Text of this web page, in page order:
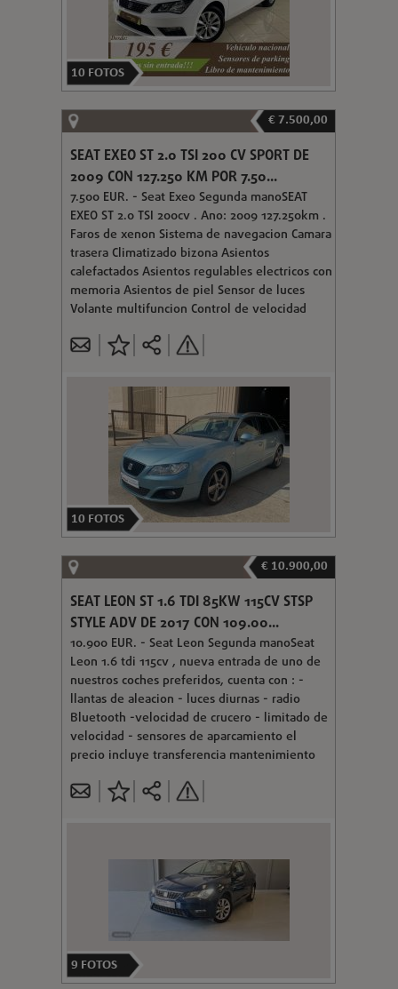
10 FOTOS
€ 7.500,00
SEAT EXEO ST 2.0 TSI 200 CV SPORT DE
2009 CON 127.250 KM POR 7.50...
7.500 EUR. - Seat Exeo Segunda manoSEAT
EXEO ST 2.0 TSI 200cv . Ano: 2009 127.250km .
Faros de xenon Sistema de navegacion Camara
trasera Climatizado bizona Asientos
calefactados Asientos regulables electricos con
memoria Asientos de piel Sensor de luces
Volante multifuncion Control de velocidad
10 FOTOS
€ 10.900,00
SEAT LEON ST 1.6 TDI 85KW 115CV STSP
STYLE ADV DE 2017 CON 109.00...
10.900 EUR. - Seat Leon Segunda manoSeat
Leon 1.6 tdi 115cv , nueva entrada de uno de
nuestros coches preferidos, cuenta con : -
llantas de aleacion - luces diurnas - radio
Bluetooth -velocidad de crucero - limitado de
velocidad - sensores de aparcamiento el
precio incluye transferencia mantenimiento
9 FOTOS